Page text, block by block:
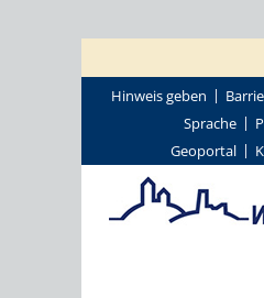
Hinweis geben
Sprache
Geoportal